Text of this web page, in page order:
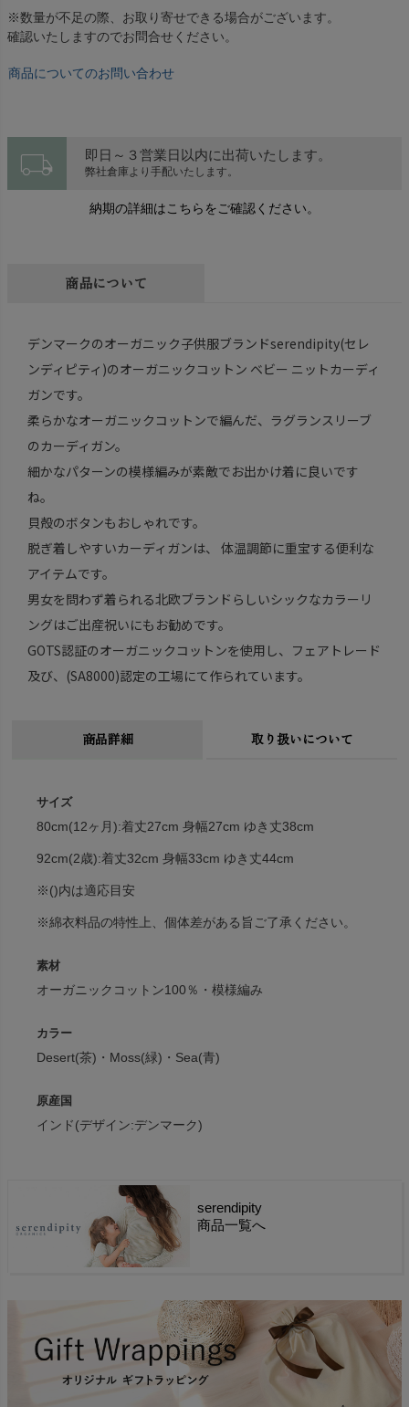
※数量が不足の際、お取り寄せできる場合がございます。
確認いたしますのでお問合せください。
商品についてのお問い合わせ
local_shipping 即日～３営業日以内に出荷いたします。
弊社倉庫より手配いたします。
納期の詳細はこちらをご確認ください。
商品について
デンマークのオーガニック子供服ブランドserendipity(セレ
ンディピティ)のオーガニックコットン ベビー ニットカーディ
ガンです。
柔らかなオーガニックコットンで編んだ、ラグランスリーブ
のカーディガン。
細かなパターンの模様編みが素敵でお出かけ着に良いです
ね。
貝殻のボタンもおしゃれです。
脱ぎ着しやすいカーディガンは、 体温調節に重宝する便利な
アイテムです。
男女を問わず着られる北欧ブランドらしいシックなカラーリ
ングはご出産祝いにもお勧めです。
GOTS認証のオーガニックコットンを使用し、フェアトレード
及び、(SA8000)認定の工場にて作られています。
商品詳細 取り扱いについて
サイズ
80cm(12ヶ月):着丈27cm 身幅27cm ゆき丈38cm
92cm(2歳):着丈32cm 身幅33cm ゆき丈44cm
※()内は適応目安
※綿衣料品の特性上、個体差がある旨ご了承ください。
素材
オーガニックコットン100％・模様編み
カラー
Desert(茶)・Moss(緑)・Sea(青)
原産国
インド(デザイン:デンマーク)
serendipity
商品一覧へ